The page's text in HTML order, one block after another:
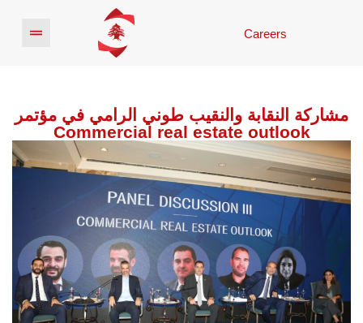
Careers
مشاركة النقابة والنقيب طوني الرامي في مؤتمر
Commercial real estate outlook